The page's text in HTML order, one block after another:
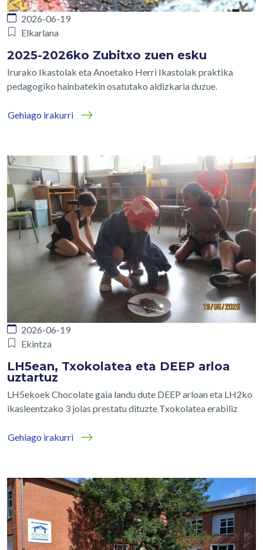
2026-06-19
Elkarlana
2025-2026ko Zubitxo zuen esku
Irurako Ikastolak eta Anoetako Herri Ikastolak praktika
pedagogiko hainbatekin osatutako aldizkaria duzue.
Gehiago irakurri
2026-06-19
Ekintza
LH5ean, Txokolatea eta DEEP arloa
uztartuz
LH5ekoek Chocolate gaia landu dute DEEP arloan eta LH2ko
ikasleentzako 3 jolas prestatu dituzte Txokolatea erabiliz
Gehiago irakurri